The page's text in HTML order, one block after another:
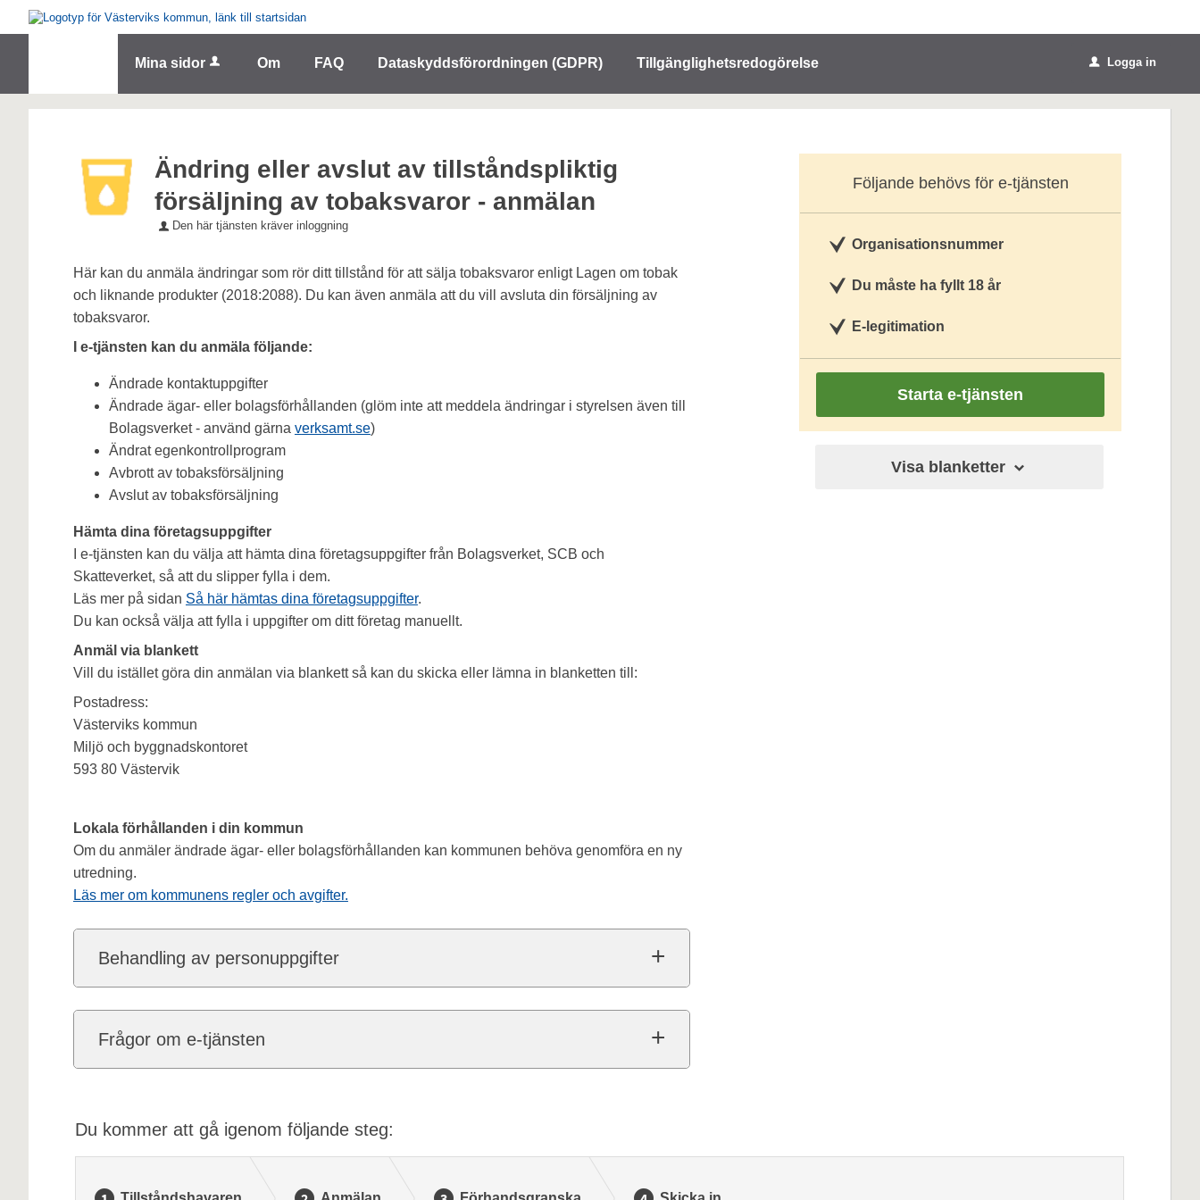
Välkommen
till
Mina sidor Om FAQ Dataskyddsförordningen (GDPR) Tillgänglighetsredogörelse u Logga in
Ändring eller avslut av tillståndspliktig
försäljning av tobaksvaror - anmälan
Den här tjänsten kräver inloggning
Här kan du anmäla ändringar som rör ditt tillstånd för att sälja tobaksvaror enligt Lagen om tobak
och liknande produkter (2018:2088). Du kan även anmäla att du vill avsluta din försäljning av
tobaksvaror.
I e-tjänsten kan du anmäla följande:
Ändrade kontaktuppgifter
Ändrade ägar- eller bolagsförhållanden (glöm inte att meddela ändringar i styrelsen även till
Bolagsverket - använd gärna verksamt.se)
Ändrat egenkontrollprogram
Avbrott av tobaksförsäljning
Avslut av tobaksförsäljning
Hämta dina företagsuppgifter
I e-tjänsten kan du välja att hämta dina företagsuppgifter från Bolagsverket, SCB och
Skatteverket, så att du slipper fylla i dem.
Läs mer på sidan Så här hämtas dina företagsuppgifter.
Du kan också välja att fylla i uppgifter om ditt företag manuellt.
Anmäl via blankett
Vill du istället göra din anmälan via blankett så kan du skicka eller lämna in blanketten till:
Postadress:
Västerviks kommun
Miljö och byggnadskontoret
593 80 Västervik
Lokala förhållanden i din kommun
Om du anmäler ändrade ägar- eller bolagsförhållanden kan kommunen behöva genomföra en ny
utredning.
Läs mer om kommunens regler och avgifter.
Behandling av personuppgifter
Frågor om e-tjänsten
Följande behövs för e-tjänsten
Organisationsnummer
Du måste ha fyllt 18 år
E-legitimation
Starta e-tjänsten
Visa blanketter
Du kommer att gå igenom följande steg: